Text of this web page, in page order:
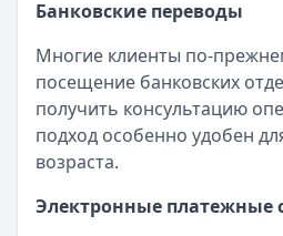
Банковские переводы
Многие клиенты по-
посещение банковских
получить консультацию
подход особенно удобен
возраста.
Электронные платежные